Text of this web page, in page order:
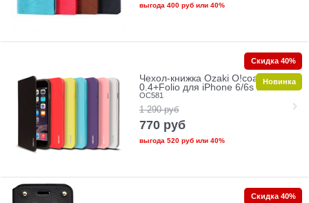
выгода 400 рубили 40%
Чехол-книжка Ozaki O!coat
0.4+Folio для iPhone 6/6s Plus
OC581
1 290 руб
770 руб
выгода 520 рубили 40%
Скидка 40%
Новинка
Скидка 40%